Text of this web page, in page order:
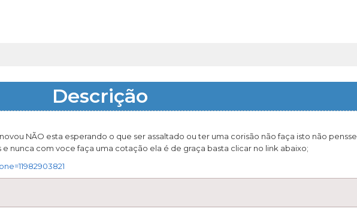
Descrição
NÃO esta esperando o que ser assaltado ou ter uma corisão não faça isto não pensse
nunca com voce faça uma cotação ela é de graça basta clicar no link abaixo;